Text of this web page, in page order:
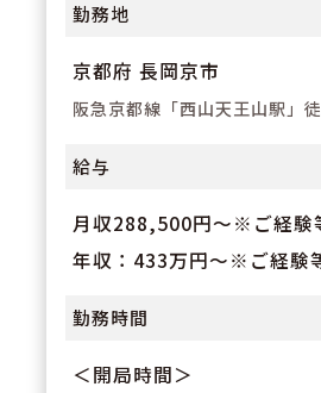
勤務地
京都府 長岡京市
阪急京都線「西山天王山駅」
給与
月収288,500円～※ご経験
年収：433万円～※ご経験
勤務時間
＜開局時間＞